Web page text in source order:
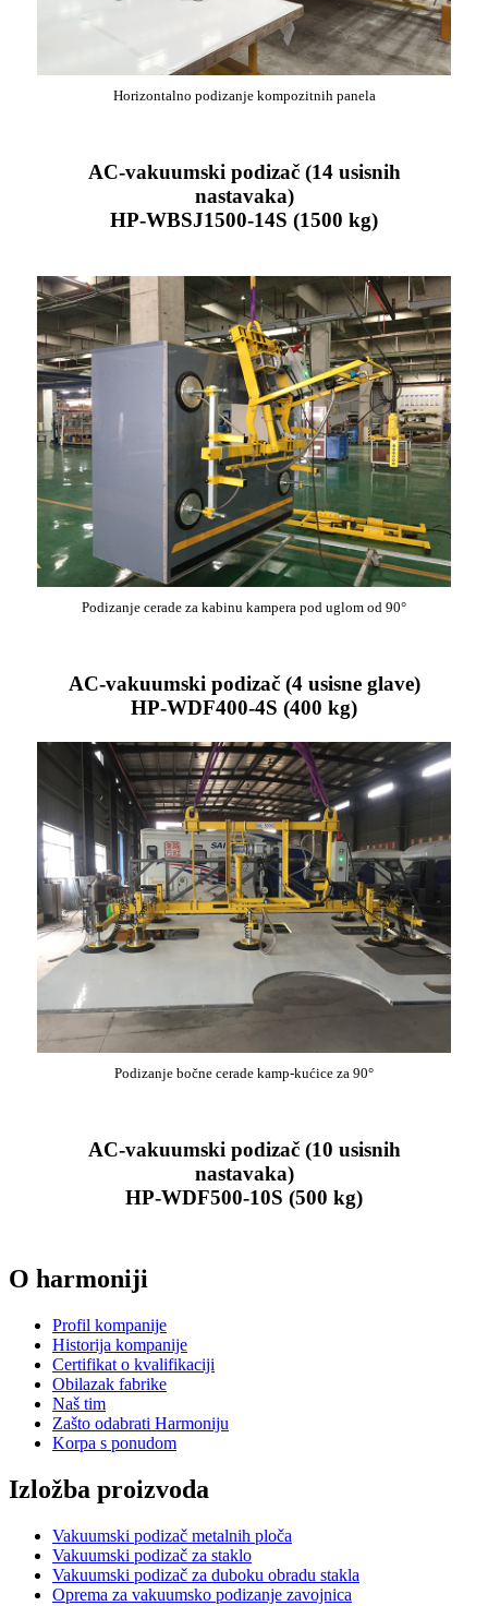
Horizontalno podizanje kompozitnih panela
AC-vakuumski podizač (14 usisnih
nastavaka)
HP-WBSJ1500-14S (1500 kg)
Podizanje cerade za kabinu kampera pod uglom od 90°
AC-vakuumski podizač (4 usisne glave)
HP-WDF400-4S (400 kg)
Podizanje bočne cerade kamp-kućice za 90°
AC-vakuumski podizač (10 usisnih
nastavaka)
HP-WDF500-10S (500 kg)
O harmoniji
Profil kompanije
Historija kompanije
Certifikat o kvalifikaciji
Obilazak fabrike
Naš tim
Zašto odabrati Harmoniju
Korpa s ponudom
Izložba proizvoda
Vakuumski podizač metalnih ploča
Vakuumski podizač za staklo
Vakuumski podizač za duboku obradu stakla
Oprema za vakuumsko podizanje zavojnica